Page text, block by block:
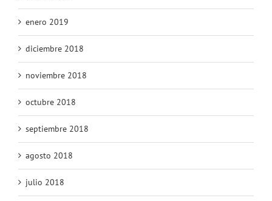
enero 2019
diciembre 2018
noviembre 2018
octubre 2018
septiembre 2018
agosto 2018
julio 2018